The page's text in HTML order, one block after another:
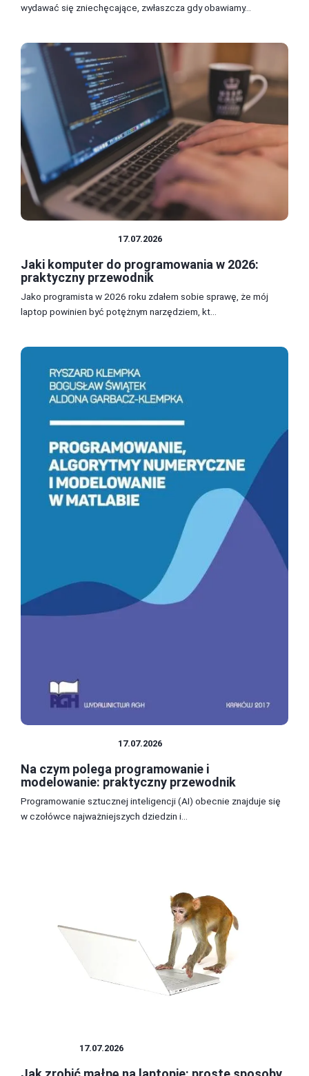
wydawać się zniechęcające, zwłaszcza gdy obawiamy...
17.07.2026
Jaki komputer do programowania w 2026:
praktyczny przewodnik
Jako programista w 2026 roku zdałem sobie sprawę, że mój
laptop powinien być potężnym narzędziem, kt...
17.07.2026
Na czym polega programowanie i
modelowanie: praktyczny przewodnik
Programowanie sztucznej inteligencji (AI) obecnie znajduje się
w czołówce najważniejszych dziedzin i...
17.07.2026